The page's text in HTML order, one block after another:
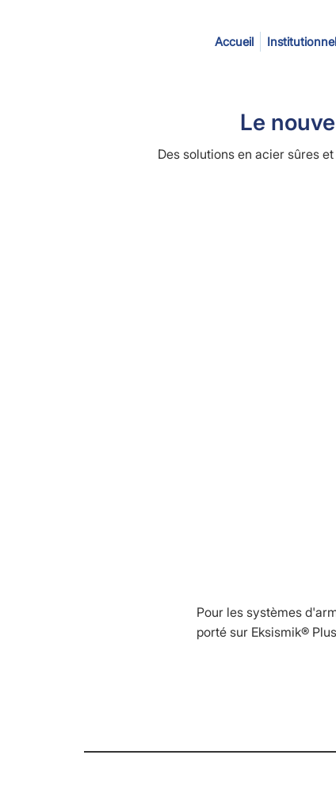
Accueil Institutionnel
Le
Des solutions en acier sûres
Pour les systèmes
porté sur Eksismik®